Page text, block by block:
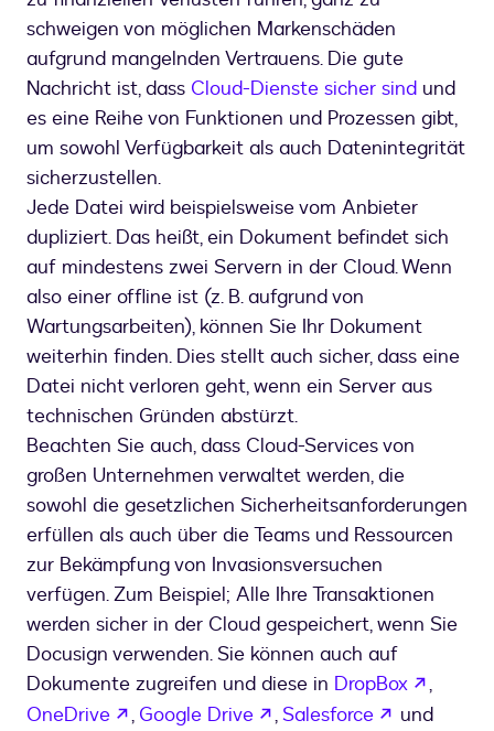
schweigen von möglichen Markenschäden
aufgrund mangelnden Vertrauens. Die gute
Nachricht ist, dass Cloud-Dienste sicher sind und
es eine Reihe von Funktionen und Prozessen gibt,
um sowohl Verfügbarkeit als auch Datenintegrität
sicherzustellen.
Jede Datei wird beispielsweise vom Anbieter
dupliziert. Das heißt, ein Dokument befindet sich
auf mindestens zwei Servern in der Cloud. Wenn
also einer offline ist (z. B. aufgrund von
Wartungsarbeiten), können Sie Ihr Dokument
weiterhin finden. Dies stellt auch sicher, dass eine
Datei nicht verloren geht, wenn ein Server aus
technischen Gründen abstürzt.
Beachten Sie auch, dass Cloud-Services von
großen Unternehmen verwaltet werden, die
sowohl die gesetzlichen Sicherheitsanforderungen
erfüllen als auch über die Teams und Ressourcen
zur Bekämpfung von Invasionsversuchen
verfügen. Zum Beispiel; Alle Ihre Transaktionen
werden sicher in der Cloud gespeichert, wenn Sie
Docusign verwenden. Sie können auch auf
Dokumente zugreifen und diese in DropBox wird in
,
OneDrive
wird in einem neuen Tab geöffnet
, Google Drive wird in einem neuen
,Salesforce wird in
und